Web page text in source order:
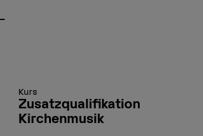
Kurs
Zusatzqualifikation
Kirchenmusik